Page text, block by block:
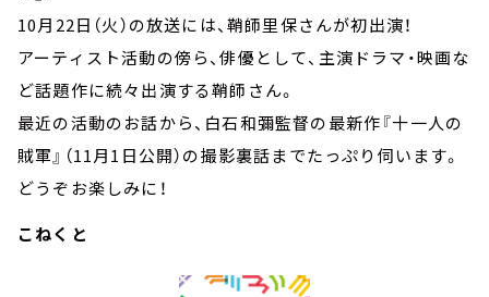
10月22日（火）の放送には、鞘師里保さんが初出演！
アーティスト活動の傍ら、俳優として、主演ドラマ・映画な
ど話題作に続々出演する鞘師さん。
最近の活動のお話から、白石和彌監督の最新作『十一人の
賊軍』（11月1日公開）の撮影裏話までたっぷり伺います。
どうぞお楽しみに！
こねくと